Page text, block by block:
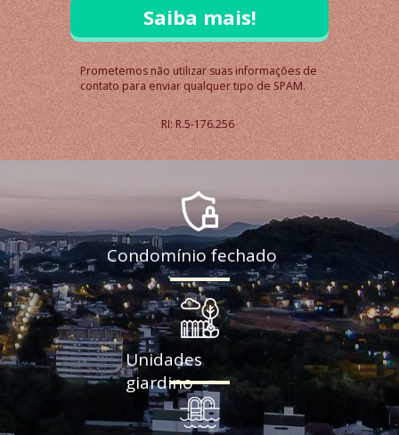
Saiba mais!
Prometemos não utilizar suas informações de
contato para enviar qualquer tipo de SPAM.
RI: R.5-176.256
Condomínio fechado
Unidades
giardino